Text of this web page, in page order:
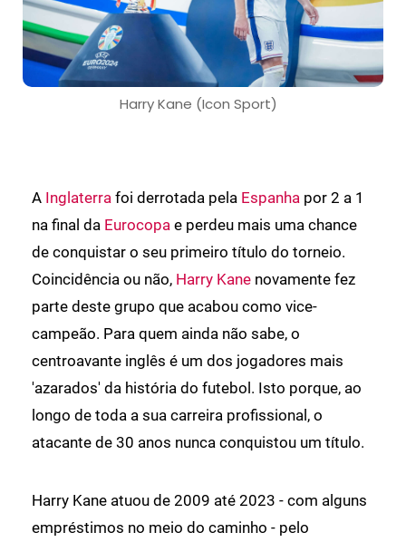
Harry Kane (Icon Sport)
A Inglaterra foi derrotada pela Espanha por 2 a 1
na final da Eurocopa e perdeu mais uma chance
de conquistar o seu primeiro título do torneio.
Coincidência ou não, Harry Kane novamente fez
parte deste grupo que acabou como vice-
campeão. Para quem ainda não sabe, o
centroavante inglês é um dos jogadores mais
'azarados' da história do futebol. Isto porque, ao
longo de toda a sua carreira profissional, o
atacante de 30 anos nunca conquistou um título.
Harry Kane atuou de 2009 até 2023 - com alguns
empréstimos no meio do caminho - pelo